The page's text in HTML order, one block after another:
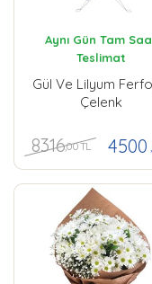
Aynı Gün Tam
Teslimat
Gül Ve Lilyum
Çelenk
8316,00 TL 4500